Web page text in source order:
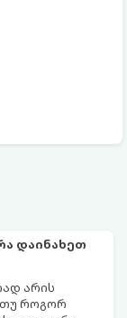
დაინახეთ
არის
თუ როგორ